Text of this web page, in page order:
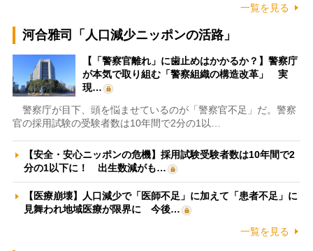
一覧を見る
河合雅司「人口減少ニッポンの活路」
【「警察官離れ」に歯止めはかかるか？】警察庁
が本気で取り組む「警察組織の構造改革」 実
現…
警察庁が目下、頭を悩ませているのが「警察官不足」だ。警察
官の採用試験の受験者数は10年間で2分の1以…
【安全・安心ニッポンの危機】採用試験受験者数は10年間で2
分の1以下に！ 出生数減がも…
【医療崩壊】人口減少で「医師不足」に加えて「患者不足」に
見舞われ地域医療が限界に 今後…
一覧を見る